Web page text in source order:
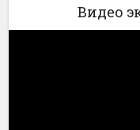
Видео